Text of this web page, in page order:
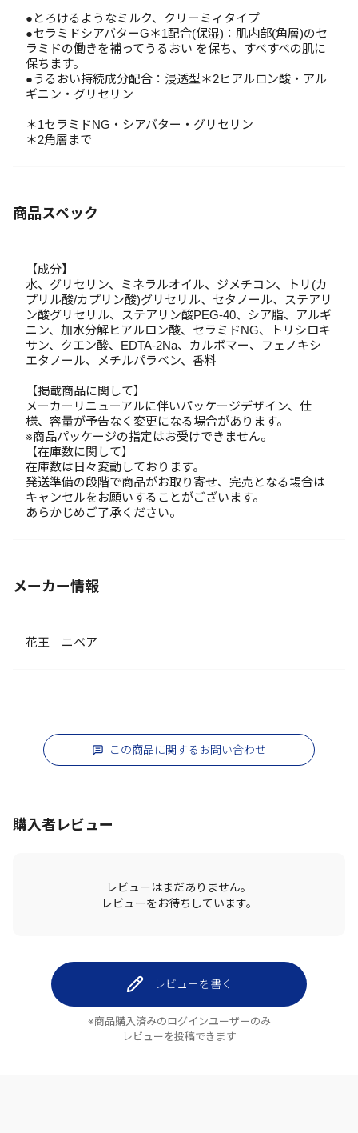
●とろけるようなミルク、クリーミィタイプ
●セラミドシアバターG＊1配合(保湿)：肌内部(角層)のセ
ラミドの働きを補ってうるおい を保ち、すべすべの肌に
保ちます。
●うるおい持続成分配合：浸透型＊2ヒアルロン酸・アル
ギニン・グリセリン
＊1セラミドNG・シアバター・グリセリン
＊2角層まで
商品スペック
【成分】
水、グリセリン、ミネラルオイル、ジメチコン、トリ(カ
プリル酸/カプリン酸)グリセリル、セタノール、ステアリ
ン酸グリセリル、ステアリン酸PEG-40、シア脂、アルギ
ニン、加水分解ヒアルロン酸、セラミドNG、トリシロキ
サン、クエン酸、EDTA-2Na、カルボマー、フェノキシ
エタノール、メチルパラベン、香料
【掲載商品に関して】
メーカーリニューアルに伴いパッケージデザイン、仕
様、容量が予告なく変更になる場合があります。
※商品パッケージの指定はお受けできません。
【在庫数に関して】
在庫数は日々変動しております。
発送準備の段階で商品がお取り寄せ、完売となる場合は
キャンセルをお願いすることがございます。
あらかじめご了承ください。
メーカー情報
花王 ニベア
この商品に関するお問い合わせ
購入者レビュー
レビューはまだありません。
レビューをお待ちしています。
レビューを書く
※商品購入済みのログインユーザーのみ
レビューを投稿できます